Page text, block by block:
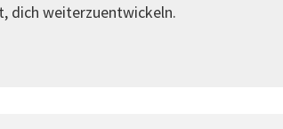
dich weiterzuentwickeln.